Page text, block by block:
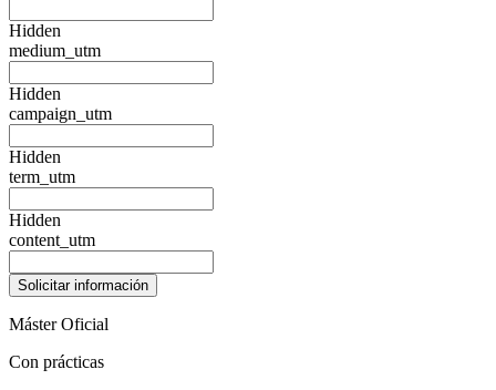
Hidden
medium_utm
Hidden
campaign_utm
Hidden
term_utm
Hidden
content_utm
Máster Oficial
Con prácticas